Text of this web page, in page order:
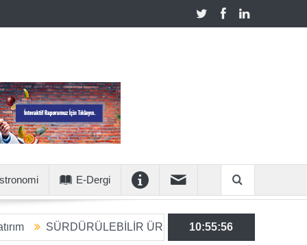
E-Dergi
ÜRETİME 6 MİLYON EUROLUK STRATEJİK
10:55:57